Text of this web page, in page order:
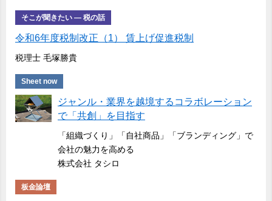
そこが聞きたい ― 税の話
令和6年度税制改正（1） 賃上げ促進税制
税理士 毛塚勝貴
Sheet now
ジャンル・業界を越境するコラボレーション
で「共創」を目指す
「組織づくり」「自社商品」「ブランディング」で
会社の魅力を高める
株式会社 タシロ
板金論壇